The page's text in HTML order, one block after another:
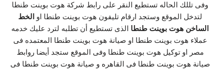
وفى تللك الحاله تستطيع النقر على رابط شركة هوت بوينت طنطا
لتدخل الموقع وستجد ارقام تليفون هوت بوينت طنطا او الخط
الساخن هوت بوينت طنطا الذى تستطيع أن تطلبه لترد عليك خدمه
عملاء هوت بوينت طنطا او صيانة هوت بوينت طنطا المعتمده فى
مصر او توكيل هوت بوينت طنطا وفى الموقع ستجد أيضا روابط
صيانة هوت بوينت طنطا فى القاهره و صيانة هوت بوينت طنطا فى